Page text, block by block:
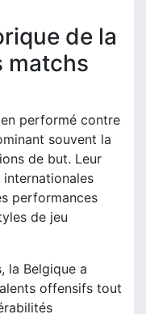
de la
matchs
performé contre
souvent la
de but. Leur
performances
de jeu
la Belgique a
offensifs tout